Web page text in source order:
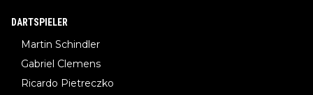
DARTSPIELER
Martin Schindler
Gabriel Clemens
Ricardo Pietreczko